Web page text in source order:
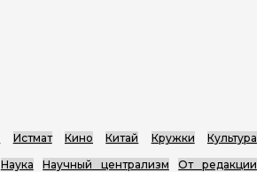
Истмат Кино Китай Кружки
Культура
Наука Научный централизм
От редакции